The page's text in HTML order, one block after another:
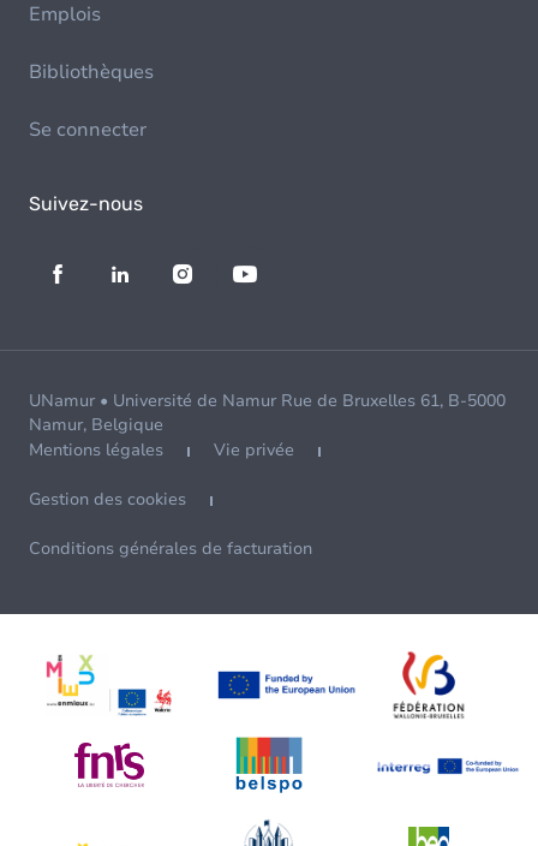
Emplois
Bibliothèques
Se connecter
Suivez-nous
UNamur • Université de Namur Rue de Bruxelles 61, B-5000
Namur, Belgique
Mentions légales
Vie privée
Gestion des cookies
Conditions générales de facturation